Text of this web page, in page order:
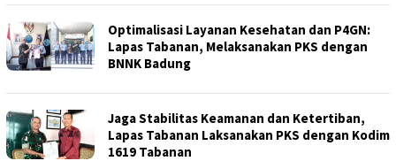
Optimalisasi Layanan Kesehatan dan P4GN:
Lapas Tabanan, Melaksanakan PKS dengan
BNNK Badung
Jaga Stabilitas Keamanan dan Ketertiban,
Lapas Tabanan Laksanakan PKS dengan Kodim
1619 Tabanan